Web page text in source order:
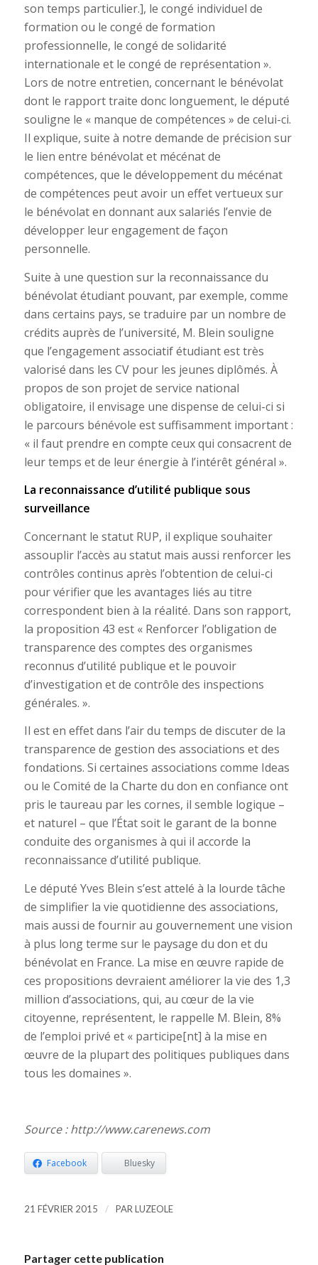
son temps particulier.], le congé individuel de
formation ou le congé de formation
professionnelle, le congé de solidarité
internationale et le congé de représentation ».
Lors de notre entretien, concernant le bénévolat
dont le rapport traite donc longuement, le député
souligne le « manque de compétences » de celui-ci.
Il explique, suite à notre demande de précision sur
le lien entre bénévolat et mécénat de
compétences, que le développement du mécénat
de compétences peut avoir un effet vertueux sur
le bénévolat en donnant aux salariés l’envie de
développer leur engagement de façon
personnelle.
Suite à une question sur la reconnaissance du
bénévolat étudiant pouvant, par exemple, comme
dans certains pays, se traduire par un nombre de
crédits auprès de l’université, M. Blein souligne
que l’engagement associatif étudiant est très
valorisé dans les CV pour les jeunes diplômés. À
propos de son projet de service national
obligatoire, il envisage une dispense de celui-ci si
le parcours bénévole est suffisamment important :
« il faut prendre en compte ceux qui consacrent de
leur temps et de leur énergie à l’intérêt général ».
La reconnaissance d’utilité publique sous
surveillance
Concernant le statut RUP, il explique souhaiter
assouplir l’accès au statut mais aussi renforcer les
contrôles continus après l’obtention de celui-ci
pour vérifier que les avantages liés au titre
correspondent bien à la réalité. Dans son rapport,
la proposition 43 est « Renforcer l’obligation de
transparence des comptes des organismes
reconnus d’utilité publique et le pouvoir
d’investigation et de contrôle des inspections
générales. ».
Il est en effet dans l’air du temps de discuter de la
transparence de gestion des associations et des
fondations. Si certaines associations comme Ideas
ou le Comité de la Charte du don en confiance ont
pris le taureau par les cornes, il semble logique –
et naturel – que l’État soit le garant de la bonne
conduite des organismes à qui il accorde la
reconnaissance d’utilité publique.
Le député Yves Blein s’est attelé à la lourde tâche
de simplifier la vie quotidienne des associations,
mais aussi de fournir au gouvernement une vision
à plus long terme sur le paysage du don et du
bénévolat en France. La mise en œuvre rapide de
ces propositions devraient améliorer la vie des 1,3
million d’associations, qui, au cœur de la vie
citoyenne, représentent, le rappelle M. Blein, 8%
de l’emploi privé et « participe[nt] à la mise en
œuvre de la plupart des politiques publiques dans
tous les domaines ».
Source : http://www.carenews.com
Facebook Bluesky
21 FÉVRIER 2015 / PAR LUZEOLE
Partager cette publication